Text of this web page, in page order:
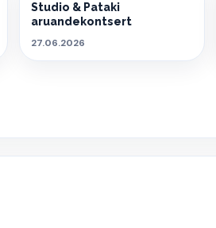
Studio & Pataki
aruandekontsert
27.06.2026